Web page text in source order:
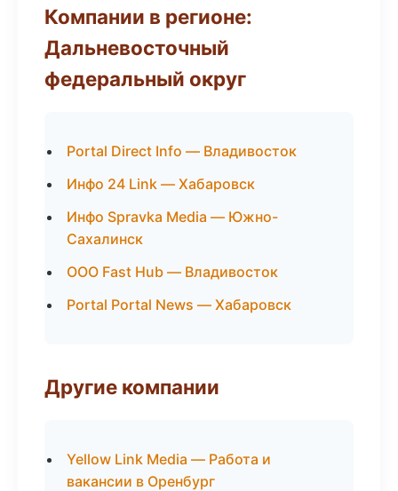
Компании в регионе:
Дальневосточный
федеральный округ
Portal Direct Info — Владивосток
Инфо 24 Link — Хабаровск
Инфо Spravka Media — Южно-
Сахалинск
ООО Fast Hub — Владивосток
Portal Portal News — Хабаровск
Другие компании
Yellow Link Media — Работа и
вакансии в Оренбург